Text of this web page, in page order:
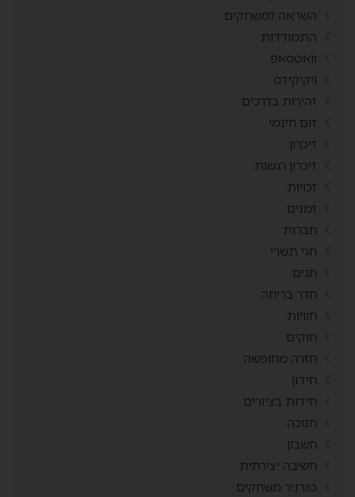
השראה למשחקים
התמודדות
וואטסאפ
ויקיקידס
זהירות בדרכים
זום חינמי
זיכרון
זיכרון רגשות
זכויות
זמנים
חברות
חגי תשרי
חגים
חדר בריחה
חוויות
חוקים
חזרה מחופשה
חידון
חידות בציורים
חנוכה
חשבון
חשיבה יצירתית
טורניר משחקים